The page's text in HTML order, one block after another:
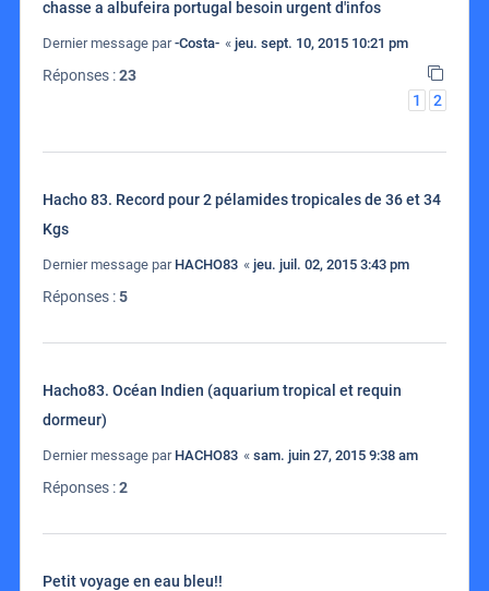
chasse a albufeira portugal besoin urgent d'infos
Dernier message par-Costa- « jeu. sept. 10, 2015 10:21 pm
Réponses :23
1
2
Hacho 83. Record pour 2 pélamides tropicales de 36 et 34
Kgs
Dernier message par HACHO83 « jeu. juil. 02, 2015 3:43 pm
Réponses :5
Hacho83. Océan Indien (aquarium tropical et requin
dormeur)
Dernier message par HACHO83 « sam. juin 27, 2015 9:38 am
Réponses :2
Petit voyage en eau bleu!!